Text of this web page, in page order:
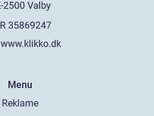
www.klikko.dk
Menu
Reklame